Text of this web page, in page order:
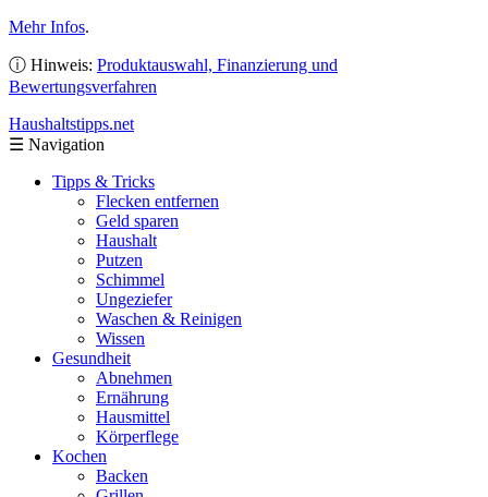
Mehr Infos.
ⓘ Hinweis: Produktauswahl, Finanzierung und
Bewertungsverfahren
Haushaltstipps.net
☰ Navigation
Tipps & Tricks
Flecken entfernen
Geld sparen
Haushalt
Putzen
Schimmel
Ungeziefer
Waschen & Reinigen
Wissen
Gesundheit
Abnehmen
Ernährung
Hausmittel
Körperflege
Kochen
Backen